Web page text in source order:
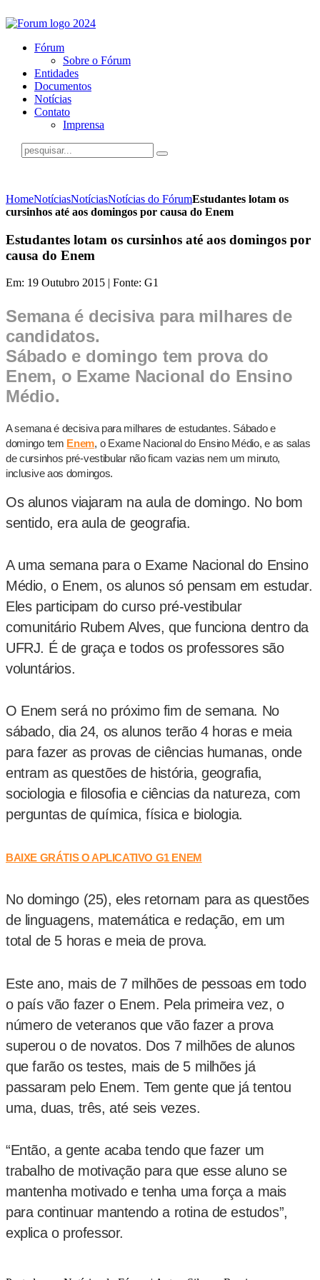
Fórum
Sobre o Fórum
Entidades
Documentos
Notícias
Contato
Imprensa
HomeNotíciasNotíciasNotícias do FórumEstudantes lotam os
cursinhos até aos domingos por causa do Enem
Estudantes lotam os cursinhos até aos domingos por
causa do Enem
Em: 19 Outubro 2015 | Fonte: G1
Semana é decisiva para milhares de
candidatos.
Sábado e domingo tem prova do
Enem, o Exame Nacional do Ensino
Médio.
A semana é decisiva para milhares de estudantes. Sábado e
domingo tem Enem, o Exame Nacional do Ensino Médio, e as salas
de cursinhos pré-vestibular não ficam vazias nem um minuto,
inclusive aos domingos.
Os alunos viajaram na aula de domingo. No bom
sentido, era aula de geografia.
A uma semana para o Exame Nacional do Ensino
Médio, o Enem, os alunos só pensam em estudar.
Eles participam do curso pré-vestibular
comunitário Rubem Alves, que funciona dentro da
UFRJ. É de graça e todos os professores são
voluntários.
O Enem será no próximo fim de semana. No
sábado, dia 24, os alunos terão 4 horas e meia
para fazer as provas de ciências humanas, onde
entram as questões de história, geografia,
sociologia e filosofia e ciências da natureza, com
perguntas de química, física e biologia.
BAIXE GRÁTIS O APLICATIVO G1 ENEM
No domingo (25), eles retornam para as questões
de linguagens, matemática e redação, em um
total de 5 horas e meia de prova.
Este ano, mais de 7 milhões de pessoas em todo
o país vão fazer o Enem. Pela primeira vez, o
número de veteranos que vão fazer a prova
superou o de novatos. Dos 7 milhões de alunos
que farão os testes, mais de 5 milhões já
passaram pelo Enem. Tem gente que já tentou
uma, duas, três, até seis vezes.
“Então, a gente acaba tendo que fazer um
trabalho de motivação para que esse aluno se
mantenha motivado e tenha uma força a mais
para continuar mantendo a rotina de estudos”,
explica o professor.